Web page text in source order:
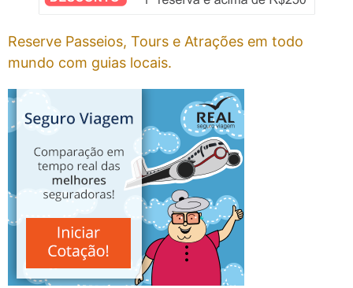
Reserve Passeios, Tours e Atrações em todo
mundo com guias locais.